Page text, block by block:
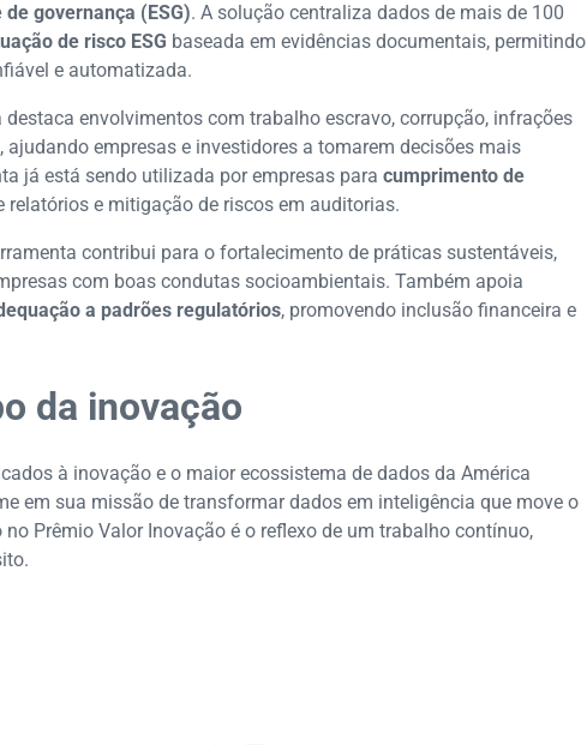
governança (ESG). A solução centraliza dados de mais de 100
de risco ESG baseada em evidências documentais, permitindo
e automatizada.
envolvimentos com trabalho escravo, corrupção, infrações
empresas e investidores a tomarem decisões mais
já está sendo utilizada por empresas para cumprimento de
relatórios e mitigação de riscos em auditorias.
contribui para o fortalecimento de práticas sustentáveis,
com boas condutas socioambientais. Também apoia
a padrões regulatórios, promovendo inclusão financeira e
da inovação
à inovação e o maior ecossistema de dados da América
em sua missão de transformar dados em inteligência que move o
Prêmio Valor Inovação é o reflexo de um trabalho contínuo,